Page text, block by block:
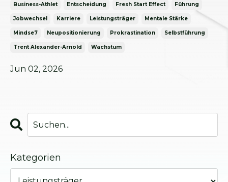
Business-Athlet Entscheidung Fresh Start Effect Führung
Jobwechsel Karriere Leistungsträger Mentale Stärke
Mindse7 Neupositionierung Prokrastination Selbstführung
Trent Alexander-Arnold Wachstum
Jun 02, 2026
Kategorien